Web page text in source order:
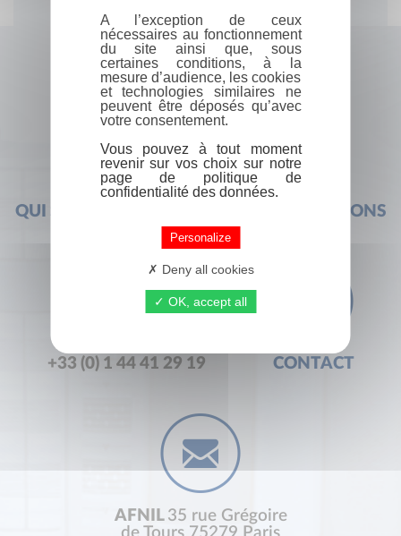
QUI SOMMES-NOUS ? FOIRE AUX QUESTIONS
+33 (0) 1 44 41 29 19 CONTACT
AFNIL 35 rue Grégoire
A l’exception de ceux
nécessaires au fonctionnement
du site ainsi que, sous
certaines conditions, à la
mesure d’audience, les cookies
et technologies similaires ne
peuvent être déposés qu’avec
votre consentement.
Vous pouvez à tout moment
revenir sur vos choix sur notre
page de politique de
confidentialité des données.
Personalize
Deny all cookies
OK, accept all